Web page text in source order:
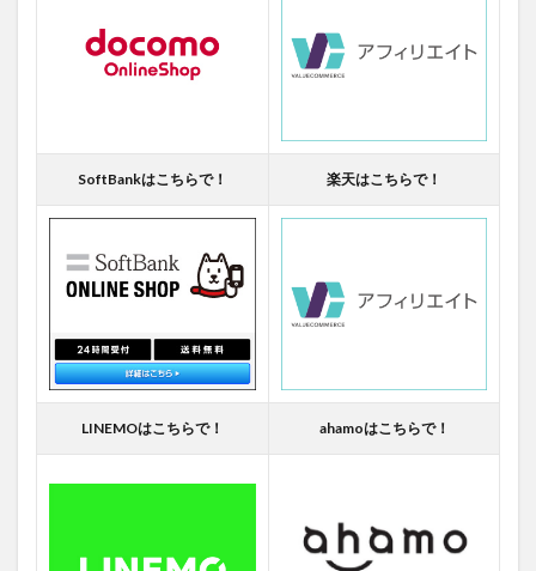
SoftBankはこちらで！ 楽天はこちらで！
LINEMOはこちらで！ ahamoはこちらで！